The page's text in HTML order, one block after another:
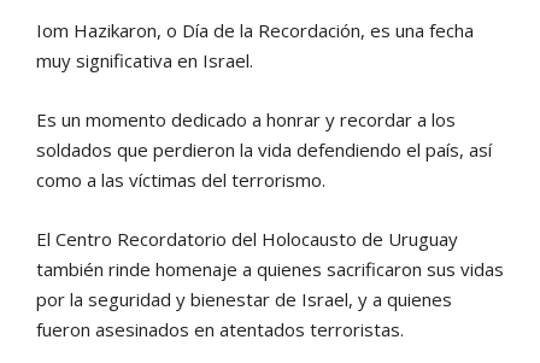
Iom Hazikaron, o Día de la Recordación, es una fecha
muy significativa en Israel.
Es un momento dedicado a honrar y recordar a los
soldados que perdieron la vida defendiendo el país, así
como a las víctimas del terrorismo.
El Centro Recordatorio del Holocausto de Uruguay
también rinde homenaje a quienes sacrificaron sus vidas
por la seguridad y bienestar de Israel, y a quienes
fueron asesinados en atentados terroristas.